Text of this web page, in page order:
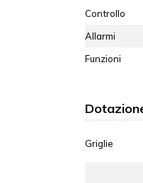
Controllo
Allarmi
Funzioni
Griglie